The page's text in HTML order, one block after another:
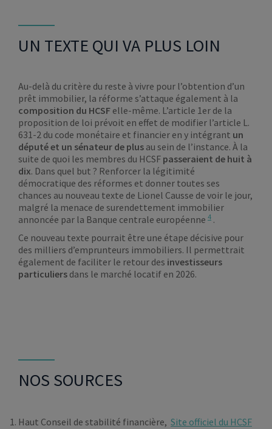
UN TEXTE QUI VA PLUS LOIN
Au-delà du critère du reste à vivre pour l’obtention d’un
prêt immobilier, la réforme s’attaque également à la
composition du HCSF elle-même. L’article 1er de la
proposition de loi prévoit en effet de modifier l’article L.
631-2 du code monétaire et financier en y intégrant un
député et un sénateur de plus au sein de l’instance. À la
suite de quoi les membres du HCSF passeraient de huit à
dix. Dans quel but ? Renforcer la légitimité
démocratique des réformes et donner toutes ses
chances au nouveau texte de Lionel Causse de voir le jour,
malgré la menace de surendettement immobilier
annoncée par la Banque centrale européenne 4 .
Ce nouveau texte pourrait être une étape décisive pour
des milliers d’emprunteurs immobiliers. Il permettrait
également de faciliter le retour des investisseurs
particuliers dans le marché locatif en 2026.
NOS SOURCES
Haut Conseil de stabilité financière, Site officiel du HCSF